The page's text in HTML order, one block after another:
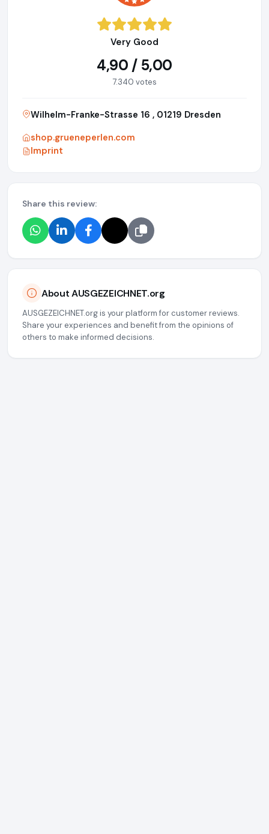
Very Good
4,90 / 5,00
7.340 votes
Wilhelm-Franke-Strasse 16 , 01219 Dresden
shop.grueneperlen.com
Imprint
Share this review:
About AUSGEZEICHNET.org
AUSGEZEICHNET.org is your platform for customer reviews.
Share your experiences and benefit from the opinions of
others to make informed decisions.